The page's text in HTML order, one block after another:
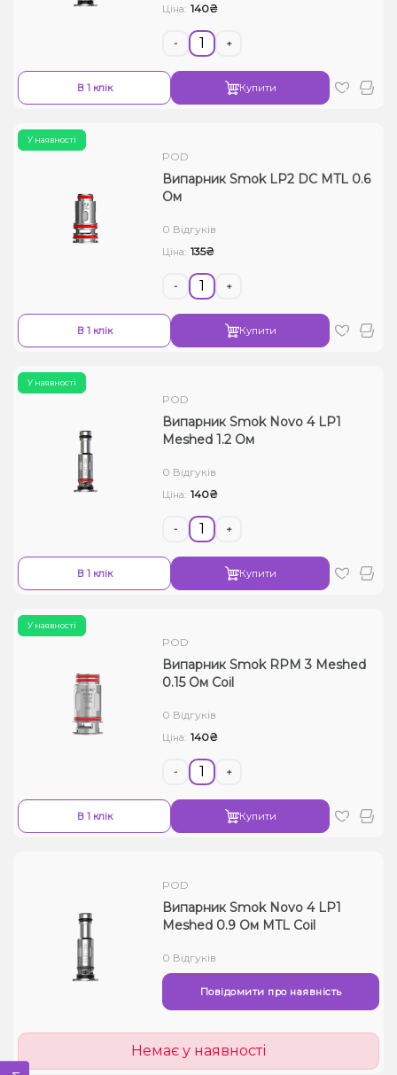
Ціна: 140₴
- +
В 1 клік Купити
У наявності
POD
Випарник Smok LP2 DC MTL 0.6
Ом
0 Відгуків
Ціна: 135₴
- +
В 1 клік Купити
У наявності
POD
Випарник Smok Novo 4 LP1
Meshed 1.2 Ом
0 Відгуків
Ціна: 140₴
- +
В 1 клік Купити
У наявності
POD
Випарник Smok RPM 3 Meshed
0.15 Ом Coil
0 Відгуків
Ціна: 140₴
- +
В 1 клік Купити
POD
Випарник Smok Novo 4 LP1
Meshed 0.9 Ом MTL Coil
0 Відгуків
Повідомити про наявність
Немає у наявності